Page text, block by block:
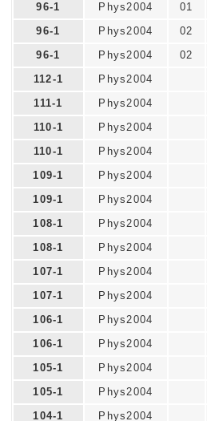
96-1
Phys2004 01
96-1
Phys2004 02
96-1
Phys2004 02
112-1
Phys2004
111-1
Phys2004
110-1
Phys2004
110-1
Phys2004
109-1
Phys2004
109-1
Phys2004
108-1
Phys2004
108-1
Phys2004
107-1
Phys2004
107-1
Phys2004
106-1
Phys2004
106-1
Phys2004
105-1
Phys2004
105-1
Phys2004
104-1
Phys2004